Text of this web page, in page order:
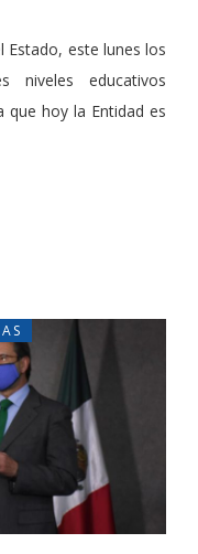
Estado, este lunes los
niveles educativos
que hoy la Entidad es